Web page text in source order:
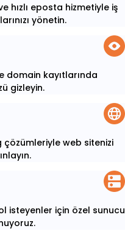
hızlı eposta hizmetiyle iş
yönetin.
domain kayıtlarında
gizleyin.
çözümleriyle web sitenizi
isteyenler için özel sunucu